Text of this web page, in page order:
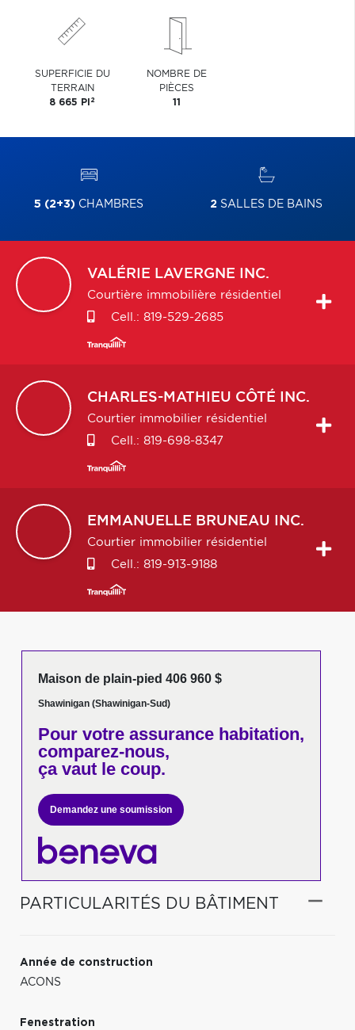
SUPERFICIE DU
TERRAIN
8 665 PI 2
NOMBRE DE
PIÈCES
11
5 (2+3) CHAMBRES 2 SALLES DE BAINS
VALÉRIE LAVERGNE INC.
Courtière immobilière résidentiel
Cell.: 819-529-2685
CHARLES-MATHIEU CÔTÉ INC.
Courtier immobilier résidentiel
Cell.: 819-698-8347
EMMANUELLE BRUNEAU INC.
Courtier immobilier résidentiel
Cell.: 819-913-9188
Maison de plain-pied 406 960 $
Shawinigan (Shawinigan-Sud)
Pour votreassurance habitation,
comparez-nous,
ça vaut le coup.
Demandez une soumission
PARTICULARITÉS DU BÂTIMENT
Année de construction
ACONS
Fenestration